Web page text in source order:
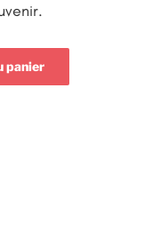
panier